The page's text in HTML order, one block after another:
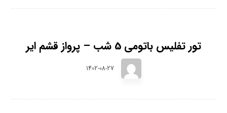
تور تفلیس باتومی 5 شب – پرواز قشم ایر
1402-08-27